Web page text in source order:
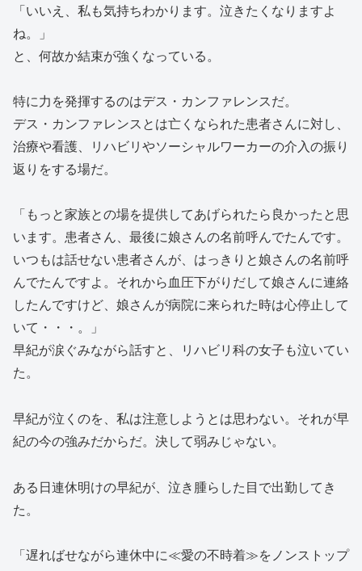
「いいえ、私も気持ちわかります。泣きたくなりますよ
ね。」
と、何故か結束が強くなっている。
特に力を発揮するのはデス・カンファレンスだ。
デス・カンファレンスとは亡くなられた患者さんに対し、
治療や看護、リハビリやソーシャルワーカーの介入の振り
返りをする場だ。
「もっと家族との場を提供してあげられたら良かったと思
います。患者さん、最後に娘さんの名前呼んでたんです。
いつもは話せない患者さんが、はっきりと娘さんの名前呼
んでたんですよ。それから血圧下がりだして娘さんに連絡
したんですけど、娘さんが病院に来られた時は心停止して
いて・・・。」
早紀が涙ぐみながら話すと、リハビリ科の女子も泣いてい
た。
早紀が泣くのを、私は注意しようとは思わない。それが早
紀の今の強みだからだ。決して弱みじゃない。
ある日連休明けの早紀が、泣き腫らした目で出勤してき
た。
「遅ればせながら連休中に≪愛の不時着≫をノンストップ